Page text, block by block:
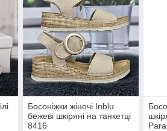
Босоніжки жіночі Inblu
бежеві шкіряні на танкетці
8416